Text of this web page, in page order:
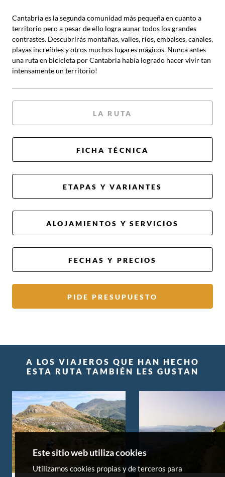
Cantabria es la segunda comunidad más pequeña en cuanto a
territorio pero a pesar de ello logra aunar todos los grandes
contrastes. Descubrirás montañas, valles, ríos, embalses, canales,
playas increíbles y otros muchos lugares mágicos. Nunca antes
una ruta en bicicleta por Cantabria había logrado hacer vivir tan
intensamente un territorio!
LA RUTA
FICHA TÉCNICA
ETAPAS Y VARIANTES
ALOJAMIENTOS Y SERVICIOS
FECHAS Y PRECIOS
PIDE PRESUPUESTO
A LOS VIAJEROS QUE HAN HECHO
ESTA RUTA TAMBIÉN LES GUSTAN
Este sitio web utiliza cookies
Utilizamos cookies propias y de terceros para